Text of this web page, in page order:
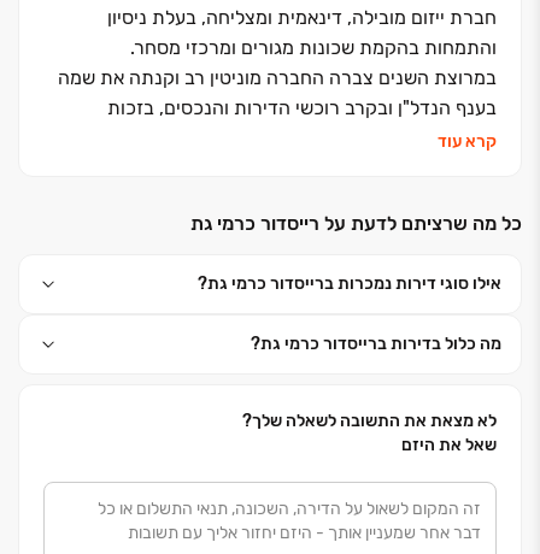
חברת ייזום מובילה, דינאמית ומצליחה, בעלת ניסיון
והתמחות בהקמת שכונות מגורים ומרכזי מסחר.
במרוצת השנים צברה החברה מוניטין רב וקנתה את שמה
בענף הנדל"ן ובקרב רוכשי הדירות והנכסים, בזכות
העוצמה, החדשנות, האמינות והעובדה כי כל פרויקט של
מאות מיליוני שקלים – שכונות מגורים הכוללות פיתוח
רייסדור חרטה על דגלה להגשים ללקוחותיה את השאיפה
העתידיים כמו גם הקיימים, מתהדר במכלול יתרונות, החל
משמעותי, דרך סטנדרט בנייה מוקפד ועד לשירות האישי
והמתקדם לכל לקוחותיה.
והתעניינות שיא בפרויקטים החדשים הנבנים באזורי
הביקוש ברחבי הארץ. המקצועיות הבלתי מתפשרת,
קרא עוד
כל מה שרציתם לדעת על רייסדור כרמי גת
אילו סוגי דירות נמכרות ברייסדור כרמי גת?
מה כלול בדירות ברייסדור כרמי גת?
לא מצאת את התשובה לשאלה שלך?
שאל את היזם